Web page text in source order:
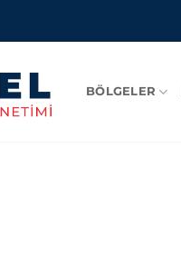
BÖLGELER